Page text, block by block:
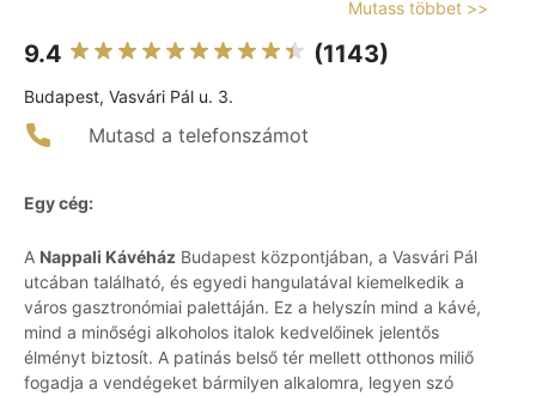
Mutass többet >>
9.4 (1143)
Budapest, Vasvári Pál u. 3.
Mutasd a telefonszámot
Egy cég:
A Nappali Kávéház Budapest központjában, a Vasvári Pál
utcában található, és egyedi hangulatával kiemelkedik a
város gasztronómiai palettáján. Ez a helyszín mind a kávé,
mind a minőségi alkoholos italok kedvelőinek jelentős
élményt biztosít. A patinás belső tér mellett otthonos miliő
fogadja a vendégeket bármilyen alkalomra, legyen szó